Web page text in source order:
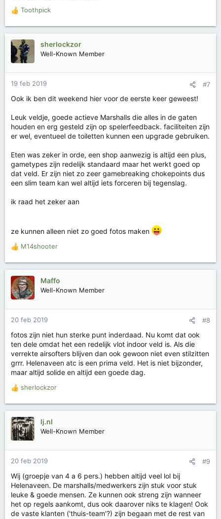
W
r
d
n
e
:
Toothpick
sherlockzor
Well-Known Member
19 feb 2019 #7
Ook ik ben dit weekend hier voor de eerste keer geweest!
Leuk veldje, goede actieve Marshalls die alles in de gaten
houden en erg gesteld zijn op spelerfeedback. faciliteiten zijn
er wel, eventueel de toiletten kunnen een upgrade gebruiken.
Eten was zeker in orde, een shop aanwezig is altijd een plus,
gametypes zijn redelijk standaard maar het werkt goed op
dat veld. Er zijn niet zo zeer gamebreaking chokepoints dus
een slim team kan wel altijd iets forceren bij tegenslag.
ik raad het zeker aan
ze kunnen alleen niet zo goed fotos maken
W
r
d
e
i
n
e
n
:
M14shooter
Maffo
Well-Known Member
20 feb 2019 #8
fotos zijn niet hun sterke punt inderdaad. Nu komt dat ook
ten dele omdat het een redelijk vlot indoor veld is. Als die
verrekte airsofters blijven dan ook gewoon niet even stilzitten
grrr. Helenaveen atc is een prima veld. Het is niet bijzonder,
maar altijd solide en altijd een goede dag.
W
r
d
e
i
n
e
n
:
sherlockzor
lj.nl
Well-Known Member
20 feb 2019 #9
Wij (groepje van 4 a 6 pers.) hebben altijd veel lol bij
Helenaveen. De marshalls/medwerkers zijn stuk voor stuk
leuke & goede mensen. Ze kunnen ook streng zijn wanneer
het op regels aankomt, dus ook daarover niks te klagen! Ook
de vaste klanten ('thuis-team'?) zijn begaan met de rest van